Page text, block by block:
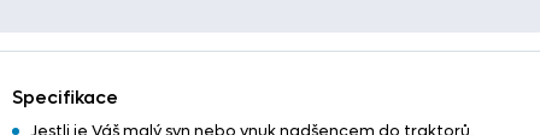
Specifikace